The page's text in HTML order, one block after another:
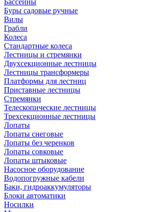
Бассейны
Буры садовые ручные
Вилы
Грабли
Колеса
Стандартные колеса
Лестницы и стремянки
Двухсекционные лестницы
Лестницы трансформеры
Платформы для лестниц
Приставные лестницы
Стремянки
Телескопические лестницы
Трехсекционные лестницы
Лопаты
Лопаты снеговые
Лопаты без черенков
Лопаты совковые
Лопаты штыковые
Насосное оборудование
Водопогружные кабели
Баки, гидроаккумуляторы
Блоки автоматики
Носилки